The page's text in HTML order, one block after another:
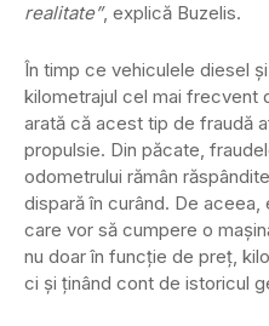
realitate”, explică Buzelis.
În timp ce vehiculele diesel
kilometrajul cel mai frecvent
arată că acest tip de fraudă
propulsie. Din păcate,
odometrului rămân
dispară în curând. De
care vor să cumpere o
nu doar în funcție de preț,
ci și ținând cont de istoricul